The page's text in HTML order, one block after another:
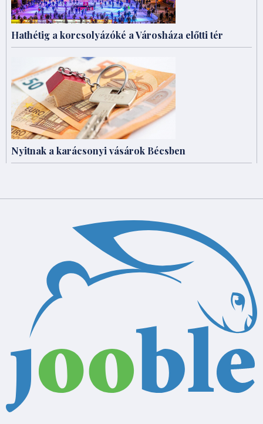
Hathétig a korcsolyázóké a Városháza előtti tér
Nyitnak a karácsonyi vásárok Bécsben